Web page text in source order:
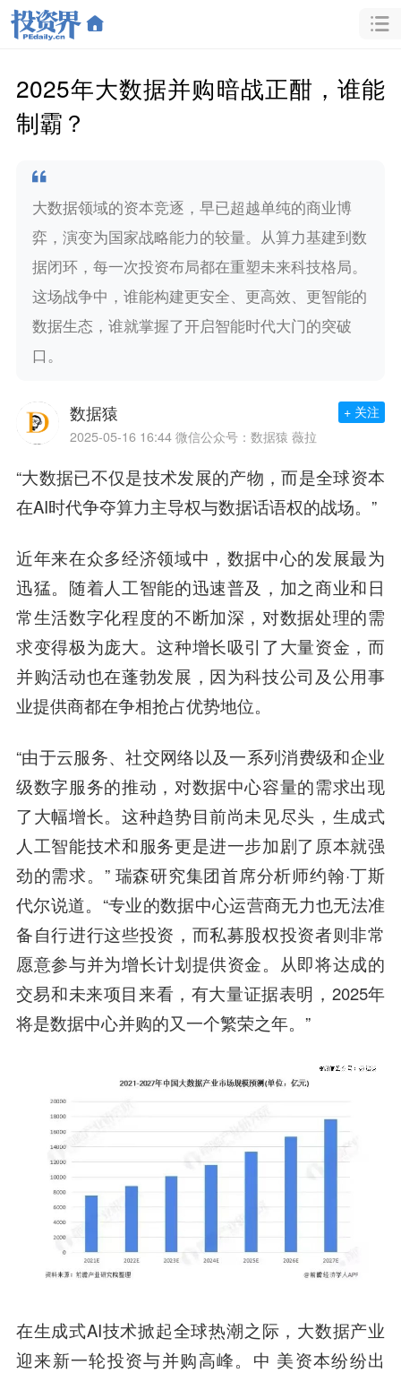
2025年大数据并购暗战正酣，谁能
制霸？
大数据领域的资本竞逐，早已超越单纯的商业博
弈，演变为国家战略能力的较量。从算力基建到数
据闭环，每一次投资布局都在重塑未来科技格局。
这场战争中，谁能构建更安全、更高效、更智能的
数据生态，谁就掌握了开启智能时代大门的突破
口。
数据猿
2025-05-16 16:44 微信公众号：数据猿 薇拉
+ 关注
“大数据已不仅是技术发展的产物，而是全球资本
在AI时代争夺算力主导权与数据话语权的战场。”
近年来在众多经济领域中，数据中心的发展最为
迅猛。随着人工智能的迅速普及，加之商业和日
常生活数字化程度的不断加深，对数据处理的需
求变得极为庞大。这种增长吸引了大量资金，而
并购活动也在蓬勃发展，因为科技公司及公用事
业提供商都在争相抢占优势地位。
“由于云服务、社交网络以及一系列消费级和企业
级数字服务的推动，对数据中心容量的需求出现
了大幅增长。这种趋势目前尚未见尽头，生成式
人工智能技术和服务更是进一步加剧了原本就强
劲的需求。” 瑞森研究集团首席分析师约翰·丁斯
代尔说道。“专业的数据中心运营商无力也无法准
备自行进行这些投资，而私募股权投资者则非常
愿意参与并为增长计划提供资金。从即将达成的
交易和未来项目来看，有大量证据表明，2025年
将是数据中心并购的又一个繁荣之年。”
在生成式AI技术掀起全球热潮之际，大数据产业
迎来新一轮投资与并购高峰。中 美资本纷纷出